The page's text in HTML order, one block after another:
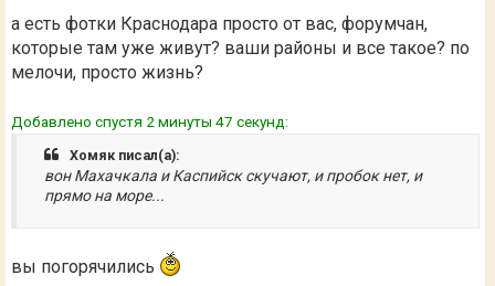
а есть фотки Краснодара просто от вас, форумчан,
которые там уже живут? ваши районы и все такое? по
мелочи, просто жизнь?
Добавлено спустя 2 минуты 47 секунд:
Хомяк писал(а):
вон Махачкала и Каспийск скучают, и пробок нет, и
прямо на море...
вы погорячились